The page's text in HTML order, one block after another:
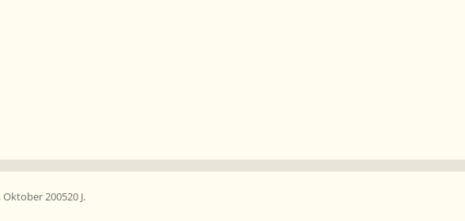
Oktober 200520 J.